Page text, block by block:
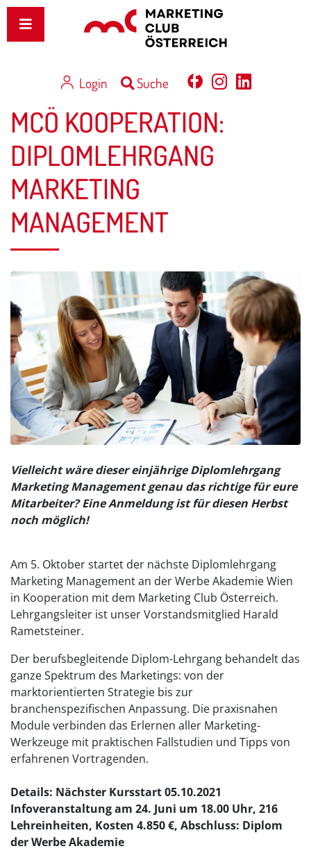
Login Suche
MCÖ KOOPERATION:
DIPLOMLEHRGANG
MARKETING
MANAGEMENT
Vielleicht wäre dieser einjährige Diplomlehrgang
Marketing Management genau das richtige für eure
Mitarbeiter? Eine Anmeldung ist für diesen Herbst
noch möglich!
Am 5. Oktober startet der nächste Diplomlehrgang
Marketing Management an der Werbe Akademie Wien
in Kooperation mit dem Marketing Club Österreich.
Lehrgangsleiter ist unser Vorstandsmitglied Harald
Rametsteiner.
Der berufsbegleitende Diplom-Lehrgang behandelt das
ganze Spektrum des Marketings: von der
marktorientierten Strategie bis zur
branchenspezifischen Anpassung. Die praxisnahen
Module verbinden das Erlernen aller Marketing-
Werkzeuge mit praktischen Fallstudien und Tipps von
erfahrenen Vortragenden.
Details: Nächster Kursstart 05.10.2021
Infoveranstaltung am 24. Juni um 18.00 Uhr, 216
Lehreinheiten, Kosten 4.850 €, Abschluss: Diplom
der Werbe Akademie